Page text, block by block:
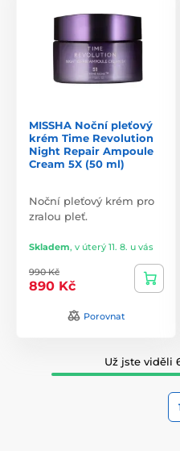
MISSHA Noční pleťový
krém Time Revolution
Night Repair Ampoule
Cream 5X (50 ml)
Noční pleťový krém pro
zralou pleť.
Skladem, v úterý 11. 8. u vás
990 Kč
890 Kč
Porovnat
Už jste viděli